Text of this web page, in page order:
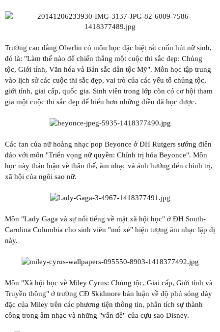
Trường cao đẳng Oberlin có môn học đặc biệt rất cuốn hút nữ sinh,
đó là: "Làm thế nào để chiến thắng một cuộc thi sắc đẹp: Chủng
tộc, Giới tính, Văn hóa và Bản sắc dân tộc Mỹ". Môn học tập trung
vào lịch sử các cuộc thi sắc đẹp, vai trò của các yếu tố chủng tộc,
giới tính, giai cấp, quốc gia. Sinh viên trong lớp còn có cơ hội tham
gia một cuộc thi sắc đẹp để hiểu hơn những điều đã học được.
Các fan của nữ hoàng nhạc pop Beyonce ở ĐH Rutgers sướng điên
đảo với môn "Triển vọng nữ quyền: Chính trị hóa Beyonce". Môn
học này thảo luận về thân thế, âm nhạc và ảnh hưởng đến chính trị,
xã hội của ngôi sao nữ.
Môn "Lady Gaga và sự nổi tiếng về mặt xã hội học" ở ĐH South-
Carolina Columbia cho sinh viên "mổ xẻ" hiện tượng âm nhạc lập dị
này.
Môn "Xã hội học về Miley Cyrus: Chủng tộc, Giai cấp, Giới tính và
Truyền thông" ở trường CĐ Skidmore bàn luận về độ phủ sóng dày
đặc của Miley trên các phương tiện thông tin, phân tích sự thành
công trong âm nhạc và những "vấn đề" của cựu sao Disney.